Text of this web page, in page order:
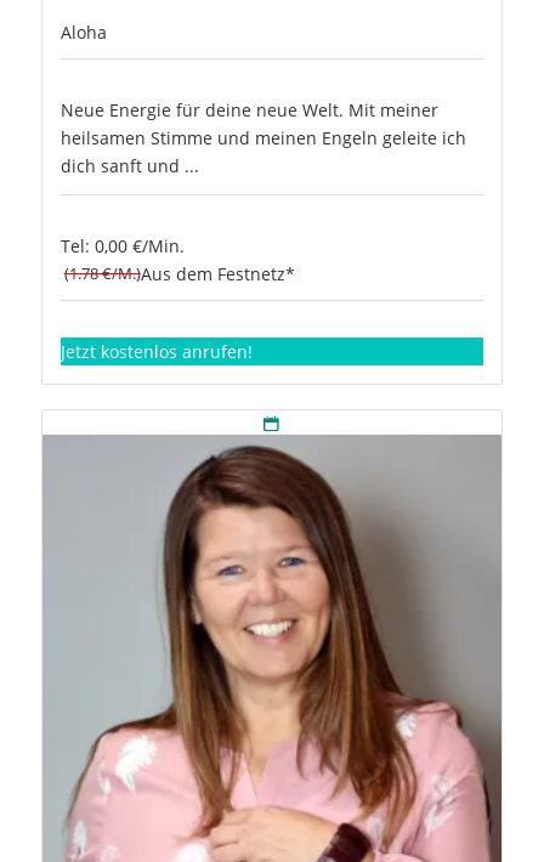
Aloha
Neue Energie für deine neue Welt. Mit meiner
heilsamen Stimme und meinen Engeln geleite ich
dich sanft und ...
Tel: 0,00 €/Min.
(1.78 €/M.)Aus dem Festnetz*
Jetzt kostenlos anrufen!